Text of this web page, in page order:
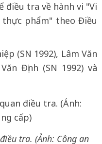
điều tra về hành vi "Vi
thực phẩm" theo Điều
(SN 1992), Lâm Văn
Định (SN 1992) và
tra. (Ảnh: Công an